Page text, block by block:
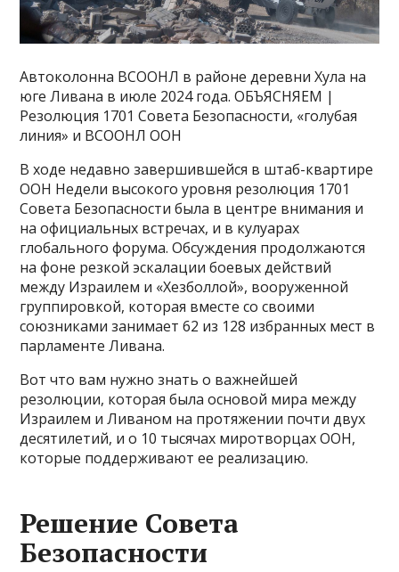
Автоколонна ВСООНЛ в районе деревни Хула на
юге Ливана в июле 2024 года. ОБЪЯСНЯЕМ |
Резолюция 1701 Совета Безопасности, «голубая
линия» и ВСООНЛ ООН
В ходе недавно завершившейся в штаб-квартире
ООН Недели высокого уровня резолюция 1701
Совета Безопасности была в центре внимания и
на официальных встречах, и в кулуарах
глобального форума. Обсуждения продолжаются
на фоне резкой эскалации боевых действий
между Израилем и «Хезболлой», вооруженной
группировкой, которая вместе со своими
союзниками занимает 62 из 128 избранных мест в
парламенте Ливана.
Вот что вам нужно знать о важнейшей
резолюции, которая была основой мира между
Израилем и Ливаном на протяжении почти двух
десятилетий, и о 10 тысячах миротворцах ООН,
которые поддерживают ее реализацию.
Решение Совета
Безопасности